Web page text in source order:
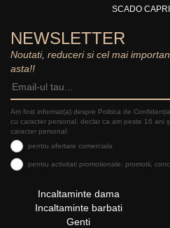
SCADO
NEWSLETTER
Noutati, reduceri si cel mai
asta!!
Am fost informat(a) despre Politica de
cu caracter personal, declar ca am peste 16 ani
caracter personal:
pentru ofertare comerciala
pentru activitati promotionale: promotii,
Incaltaminte dama
Incaltaminte barbati
Genti